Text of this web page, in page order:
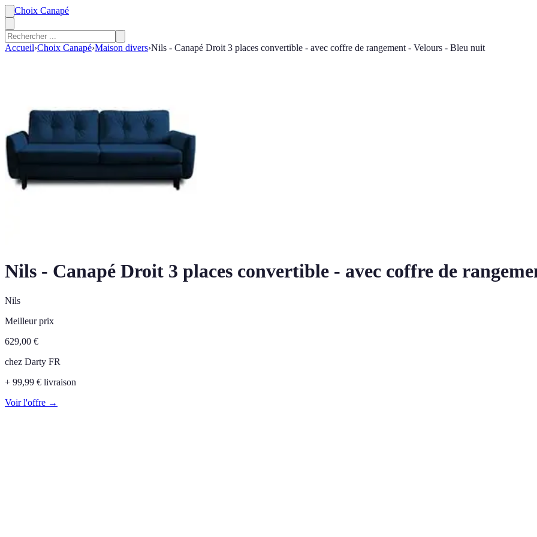
Choix Canapé
Accueil›Choix Canapé›Maison divers›Nils - Canapé Droit 3 places convertible - avec coffre de rangement - Velours - Bleu nuit
Nils - Canapé Droit 3 places convertible - avec coffre de
Nils
Meilleur prix
629,00 €
chez Darty FR
+ 99,99 € livraison
Voir l'offre →